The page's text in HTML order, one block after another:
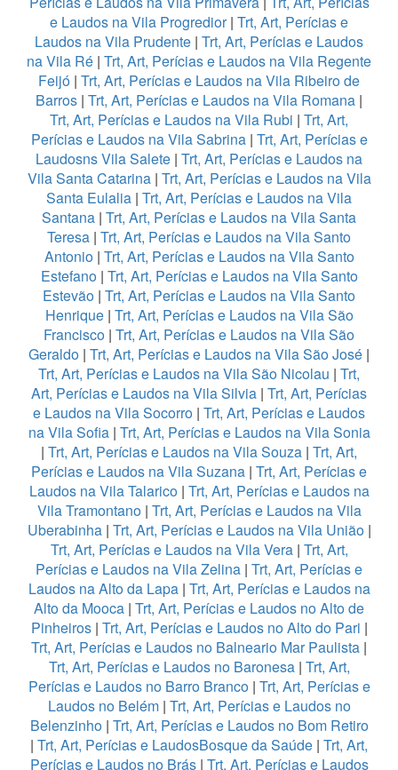
e Laudos na Vila Progredior| Trt, Art, Perícias e
Laudos na Vila Prudente | Trt, Art, Perícias e Laudos
na Vila Ré | Trt, Art, Perícias e Laudos na Vila Regente
Feijó | Trt, Art, Perícias e Laudos na Vila Ribeiro de
Barros | Trt, Art, Perícias e Laudos na Vila Romana |
Trt, Art, Perícias e Laudos na Vila Rubi | Trt, Art,
Perícias e Laudos na Vila Sabrina| Trt, Art, Perícias e
Laudosns Vila Salete | Trt, Art, Perícias e Laudos na
Vila Santa Catarina| Trt, Art, Perícias e Laudos na Vila
Santa Eulalia | Trt, Art, Perícias e Laudos na Vila
Santana | Trt, Art, Perícias e Laudos na Vila Santa
Teresa | Trt, Art, Perícias e Laudos na Vila Santo
Antonio| Trt, Art, Perícias e Laudos na Vila Santo
Estefano| Trt, Art, Perícias e Laudos na Vila Santo
Estevão | Trt, Art, Perícias e Laudos na Vila Santo
Henrique| Trt, Art, Perícias e Laudos na Vila São
Francisco | Trt, Art, Perícias e Laudos na Vila São
Geraldo | Trt, Art, Perícias e Laudos na Vila São José |
Trt, Art, Perícias e Laudos na Vila São Nicolau | Trt,
Art, Perícias e Laudos na Vila Silvia | Trt, Art, Perícias
e Laudos na Vila Socorro | Trt, Art, Perícias e Laudos
na Vila Sofia| Trt, Art, Perícias e Laudos na Vila Sonia
| Trt, Art, Perícias e Laudos na Vila Souza | Trt, Art,
Perícias e Laudos na Vila Suzana | Trt, Art, Perícias e
Laudos na Vila Talarico| Trt, Art, Perícias e Laudos na
Vila Tramontano| Trt, Art, Perícias e Laudos na Vila
Uberabinha| Trt, Art, Perícias e Laudos na Vila União|
Trt, Art, Perícias e Laudos na Vila Vera| Trt, Art,
Perícias e Laudos na Vila Zelina | Trt, Art, Perícias e
Laudos na Alto da Lapa| Trt, Art, Perícias e Laudos na
Alto da Mooca | Trt, Art, Perícias e Laudos no Alto de
Pinheiros| Trt, Art, Perícias e Laudos no Alto do Pari |
Trt, Art, Perícias e Laudos no Balneario Mar Paulista |
Trt, Art, Perícias e Laudos no Baronesa| Trt, Art,
Perícias e Laudos no Barro Branco| Trt, Art, Perícias e
Laudos no Belém| Trt, Art, Perícias e Laudos no
Belenzinho| Trt, Art, Perícias e Laudos no Bom Retiro
| Trt, Art, Perícias e LaudosBosque da Saúde | Trt, Art,
Perícias e Laudos no Brás| Trt, Art, Perícias e Laudos